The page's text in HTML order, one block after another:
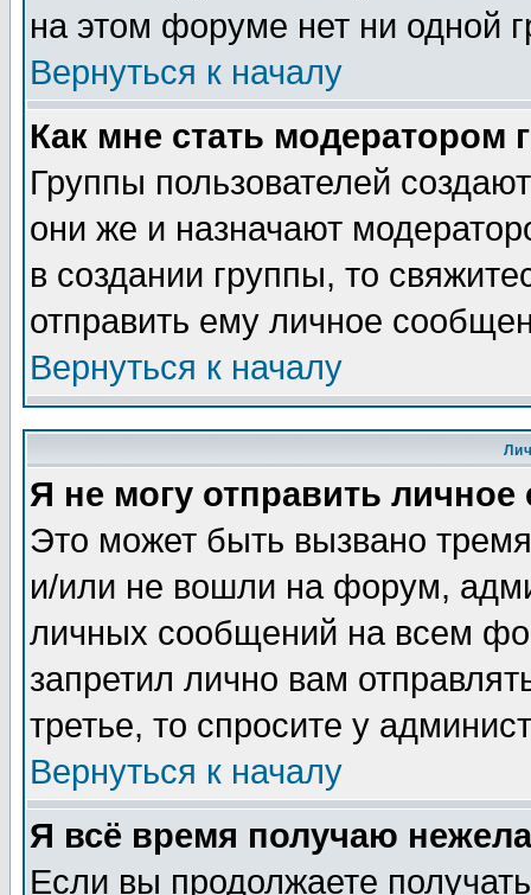
на этом форуме нет ни одной
Вернуться к началу
Как мне стать модератором
Группы пользователей
они же и назначают
в создании группы, то
отправить ему личное
Вернуться к началу
Я не могу отправить
Это может быть вызвано
и/или не вошли на форум,
личных сообщений на всем
запретил лично вам
третье, то спросите у
Вернуться к началу
Я всё время получаю
Если вы продолжаете